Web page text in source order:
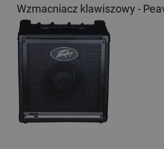
Wzmacniacz klawiszowy -